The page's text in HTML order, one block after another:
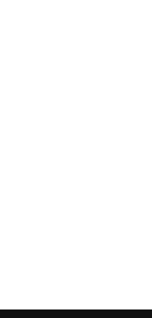
(при
в
орган по